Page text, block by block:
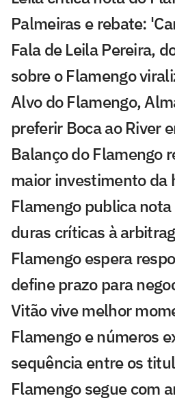
Palmeiras e rebate:
Fala de Leila Pereira,
sobre o Flamengo
Alvo do Flamengo,
preferir Boca ao River
Balanço do Flamengo
maior investimento da
Flamengo publica
duras críticas à
Flamengo espera
define prazo para
Vitão vive melhor
Flamengo e números
sequência entre os
Flamengo segue com